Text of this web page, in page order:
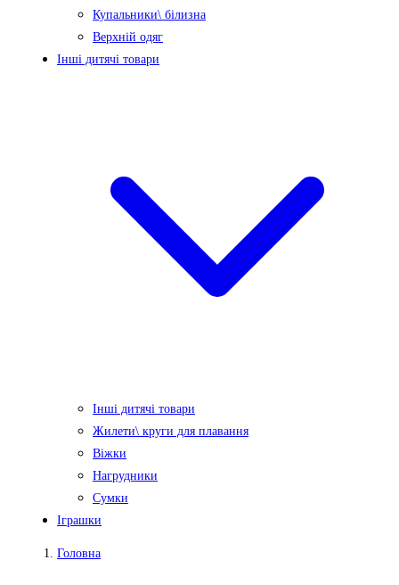
Купальники\ білизна
Верхній одяг
Інші дитячі товари
Інші дитячі товари
Жилети\ круги для плавання
Віжки
Нагрудники
Сумки
Іграшки
Головна